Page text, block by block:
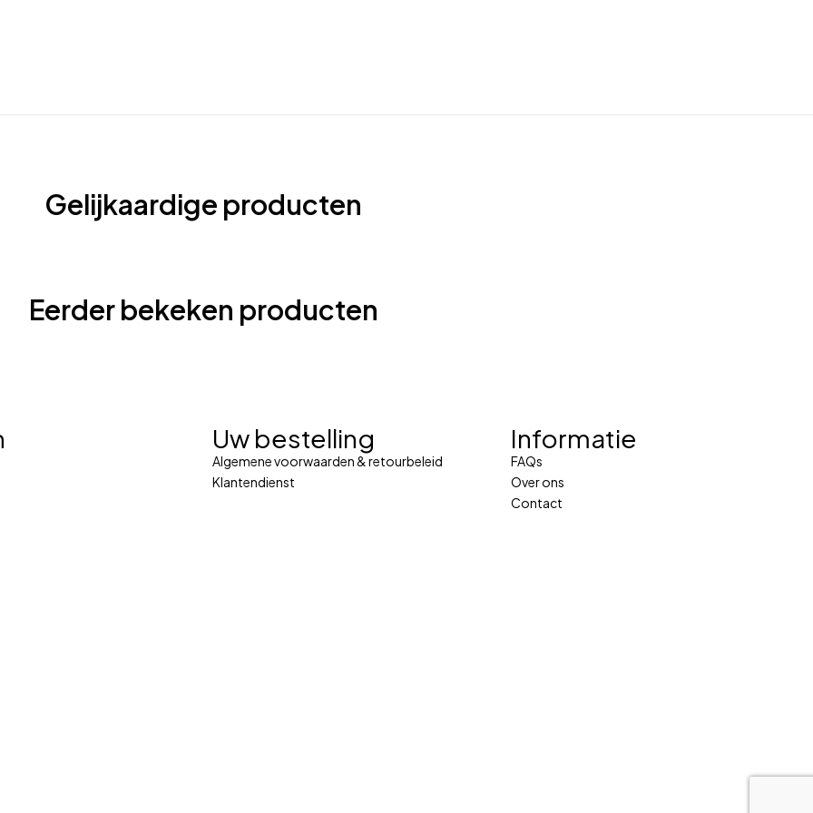
Gelijkaardige producten
Eerder bekeken producten
Uw bestelling
Algemene voorwaarden & retourbeleid
Klantendienst
Informatie
FAQs
Over ons
Contact